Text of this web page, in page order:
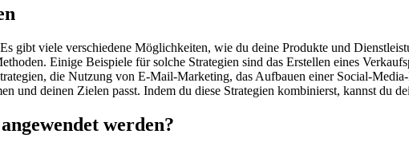
gibt viele verschiedene Möglichkeiten, wie du deine Produkte und
Einige Beispiele für solche Strategien sind das Erstellen eines
die Nutzung von E-Mail-Marketing, das Aufbauen einer Social-
und deinen Zielen passt. Indem du diese Strategien kombinierst, kannst du
werden?